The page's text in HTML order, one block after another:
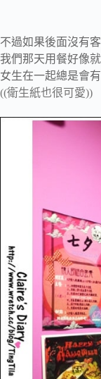
不過如果後面沒有
我們那天用餐好像
女生在一起總是會
((衛生紙也很可愛))